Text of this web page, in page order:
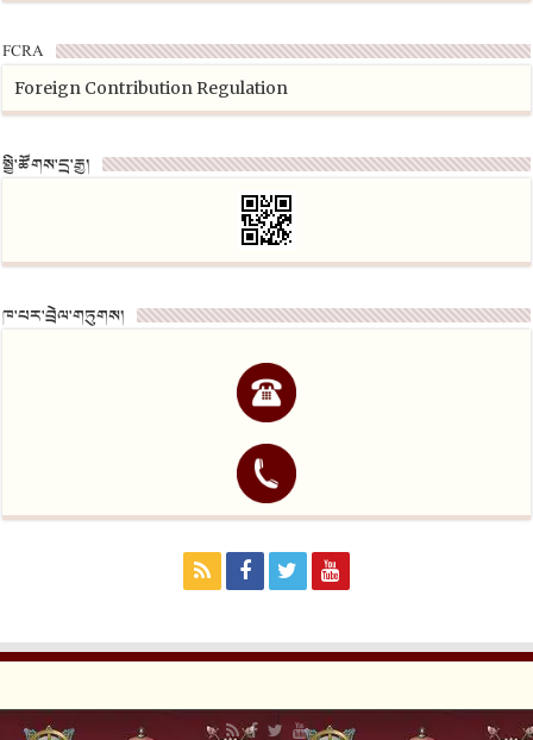
FCRA
Foreign Contribution Regulation
སྤྱི་ཚོགས་དྲ་རྒྱ།
ཁ་པར་བྲེལ་གཏུགས།